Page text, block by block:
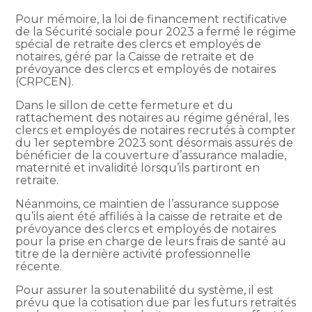
Pour mémoire, la loi de financement rectificative
de la Sécurité sociale pour 2023 a fermé le régime
spécial de retraite des clercs et employés de
notaires, géré par la Caisse de retraite et de
prévoyance des clercs et employés de notaires
(CRPCEN).
Dans le sillon de cette fermeture et du
rattachement des notaires au régime général, les
clercs et employés de notaires recrutés à compter
du 1er septembre 2023 sont désormais assurés de
bénéficier de la couverture d’assurance maladie,
maternité et invalidité lorsqu’ils partiront en
retraite.
Néanmoins, ce maintien de l’assurance suppose
qu’ils aient été affiliés à la caisse de retraite et de
prévoyance des clercs et employés de notaires
pour la prise en charge de leurs frais de santé au
titre de la dernière activité professionnelle
récente.
Pour assurer la soutenabilité du système, il est
prévu que la cotisation due par les futurs retraités